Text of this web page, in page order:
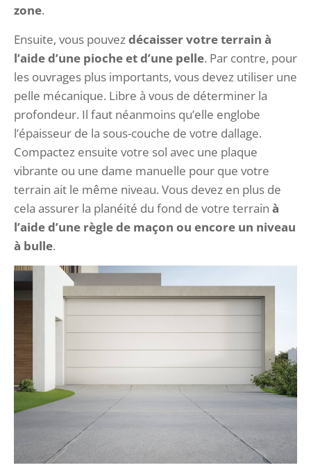
zone.
Ensuite, vous pouvezdécaisser votre terrain à
l’aide d’une pioche et d’une pelle. Par contre, pour
les ouvrages plus importants, vous devez utiliser une
pelle mécanique. Libre à vous de déterminer la
profondeur. Il faut néanmoins qu’elle englobe
l’épaisseur de la sous-couche de votre dallage.
Compactez ensuite votre sol avec une plaque
vibrante ou une dame manuelle pour que votre
terrain ait le même niveau. Vous devez en plus de
cela assurer la planéité du fond de votre terrain à
l’aide d’une règle de maçon ou encore un niveau
à bulle.